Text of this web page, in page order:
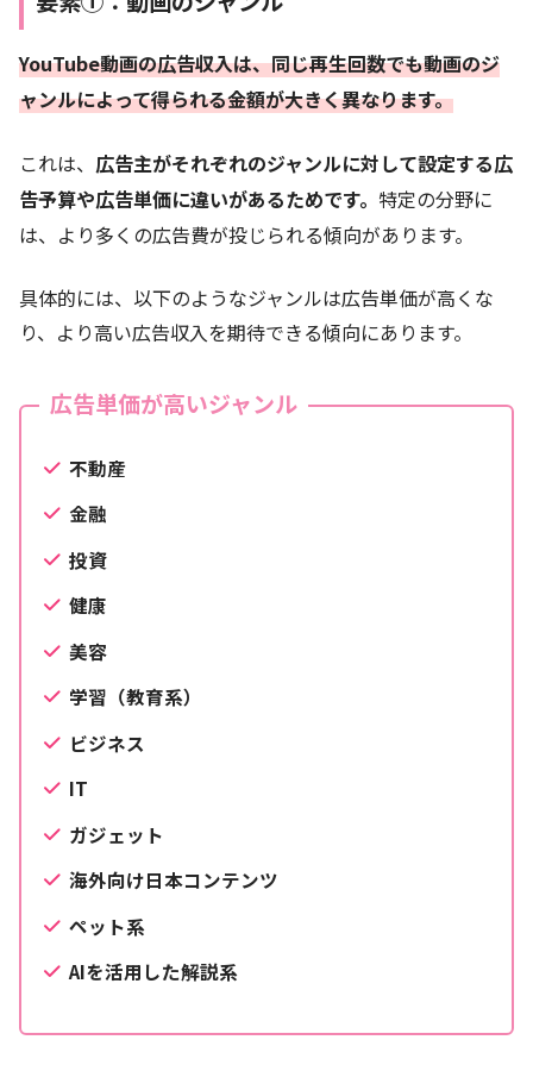
YouTube動画の広告収入は、同じ再生回数でも動画のジ
ャンルによって得られる金額が大きく異なります。
これは、 広告主がそれぞれのジャンルに対して設定する広
告予算や広告単価に違いがあるためです。 特定の分野に
は、より多くの広告費が投じられる傾向があります。
具体的には、以下のようなジャンルは広告単価が高くな
り、より高い広告収入を期待できる傾向にあります。
広告単価が高いジャンル
不動産
金融
投資
健康
美容
学習（教育系）
ビジネス
IT
ガジェット
海外向け日本コンテンツ
ペット系
AIを活用した解説系